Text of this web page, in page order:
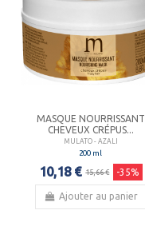
MASQUE NOURRISSANT
CHEVEUX CRÉPUS...
MULATO - AZALI
200 ml
10,18 € 15,66 € -35%
Ajouter au panier